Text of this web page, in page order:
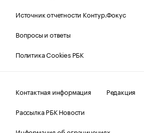
Источник отчетности Контур.Фокус
Вопросы и ответы
Политика Cookies РБК
Контактная информация
Редакция
Рассылка РБК Новости